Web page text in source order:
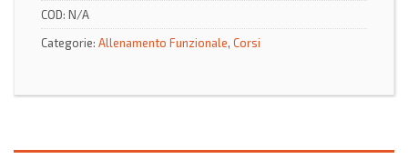
COD: N/A
Categorie: Allenamento Funzionale, Corsi